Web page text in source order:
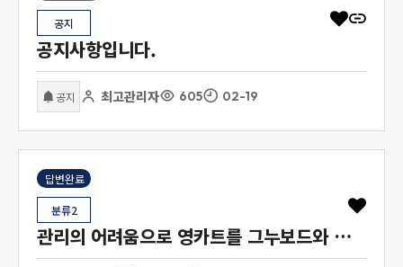
공지
공지사항입니다.
공지 최고관리자 605 02-19
답변완료
분류2
관리의 어려움으로 영카트를 그누보드와 합쳐서 배포하고자 합니다.